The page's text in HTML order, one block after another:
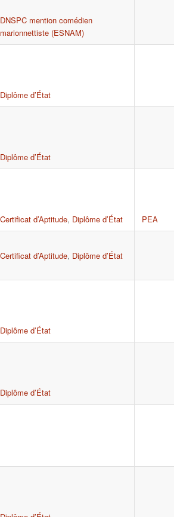
DNSPC mention comédien
marionnettiste (ESNAM)
Diplôme d’État
Diplôme d’État
Certificat d’Aptitude, Diplôme d’État PEA
Certificat d’Aptitude, Diplôme d’État
Diplôme d’État
Diplôme d’État